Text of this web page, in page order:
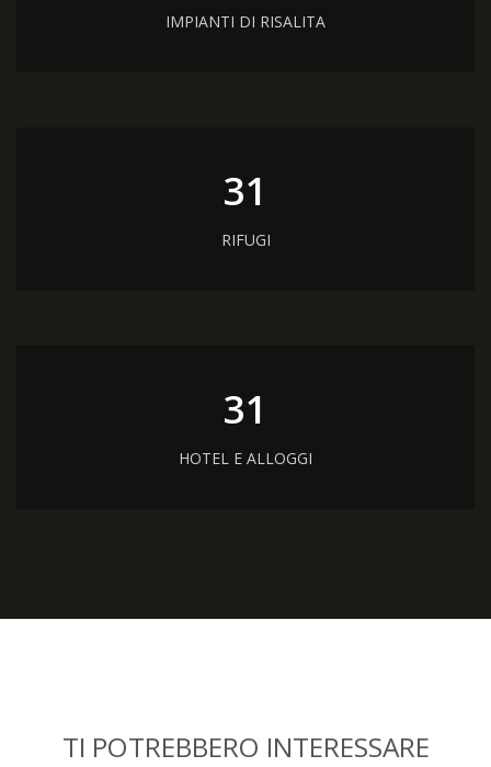
IMPIANTI DI RISALITA
43
RIFUGI
43
HOTEL E ALLOGGI
TI POTREBBERO INTERESSARE